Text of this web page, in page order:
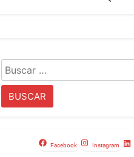
Buscar:
Facebook Instagram